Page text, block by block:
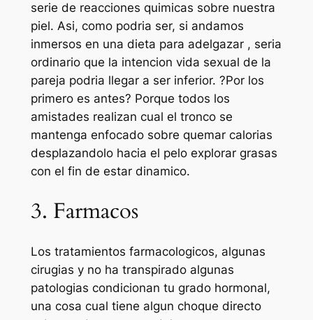
serie de reacciones quimicas sobre nuestra
piel. Asi, como podria ser, si andamos
inmersos en una dieta para adelgazar , seria
ordinario que la intencion vida sexual de la
pareja podria llegar a ser inferior. ?Por los
primero es antes? Porque todos los
amistades realizan cual el tronco se
mantenga enfocado sobre quemar calorias
desplazandolo hacia el pelo explorar grasas
con el fin de estar dinamico.
3. Farmacos
Los tratamientos farmacologicos, algunas
cirugias y no ha transpirado algunas
patologias condicionan tu grado hormonal,
una cosa cual tiene algun choque directo